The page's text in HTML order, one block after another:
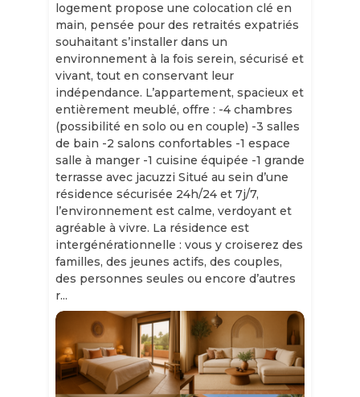
logement propose une colocation clé en
main, pensée pour des retraités expatriés
souhaitant s’installer dans un
environnement à la fois serein, sécurisé et
vivant, tout en conservant leur
indépendance. L’appartement, spacieux et
entièrement meublé, offre : -4 chambres
(possibilité en solo ou en couple) -3 salles
de bain -2 salons confortables -1 espace
salle à manger -1 cuisine équipée -1 grande
terrasse avec jacuzzi Situé au sein d’une
résidence sécurisée 24h/24 et 7j/7,
l’environnement est calme, verdoyant et
agréable à vivre. La résidence est
intergénérationnelle : vous y croiserez des
familles, des jeunes actifs, des couples,
des personnes seules ou encore d’autres
r...
Slide 1 of 11